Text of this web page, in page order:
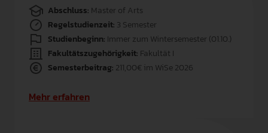
Abschluss: Master of Arts
Regelstudienzeit: 3 Semester
Studienbeginn: Immer zum Wintersemester (01.10.)
Fakultätszugehörigkeit: Fakultät I
Semesterbeitrag: 211,00€ im WiSe 2026
Mehr erfahren